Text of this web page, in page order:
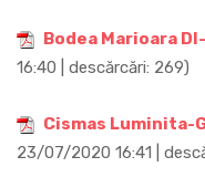
Bodea Marioara
16:40 | descărcări: 269)
Cismas Luminita-
23/07/2020 16:41 |